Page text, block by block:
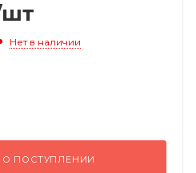
Нет в наличии
ПОСТУПЛЕНИИ